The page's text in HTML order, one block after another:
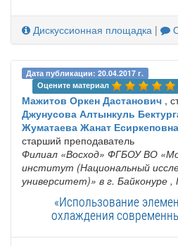
Дискуссионная площадка |
Дата публикации: 20.04.2017 г.
Оцените материал
Мажитов Оркен Дастанович ,
Джунусова Алтынкуль
Жуматаева Жанат Есиркеповна
старший преподаватель
Филиал «Восход» ФГБОУ ВО
институт (Национальный
университет)» в г. Байконуре ,
«Использование
охлаждения